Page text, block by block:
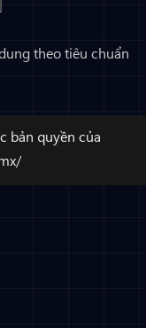
theo tiêu chuẩn
bản quyền của